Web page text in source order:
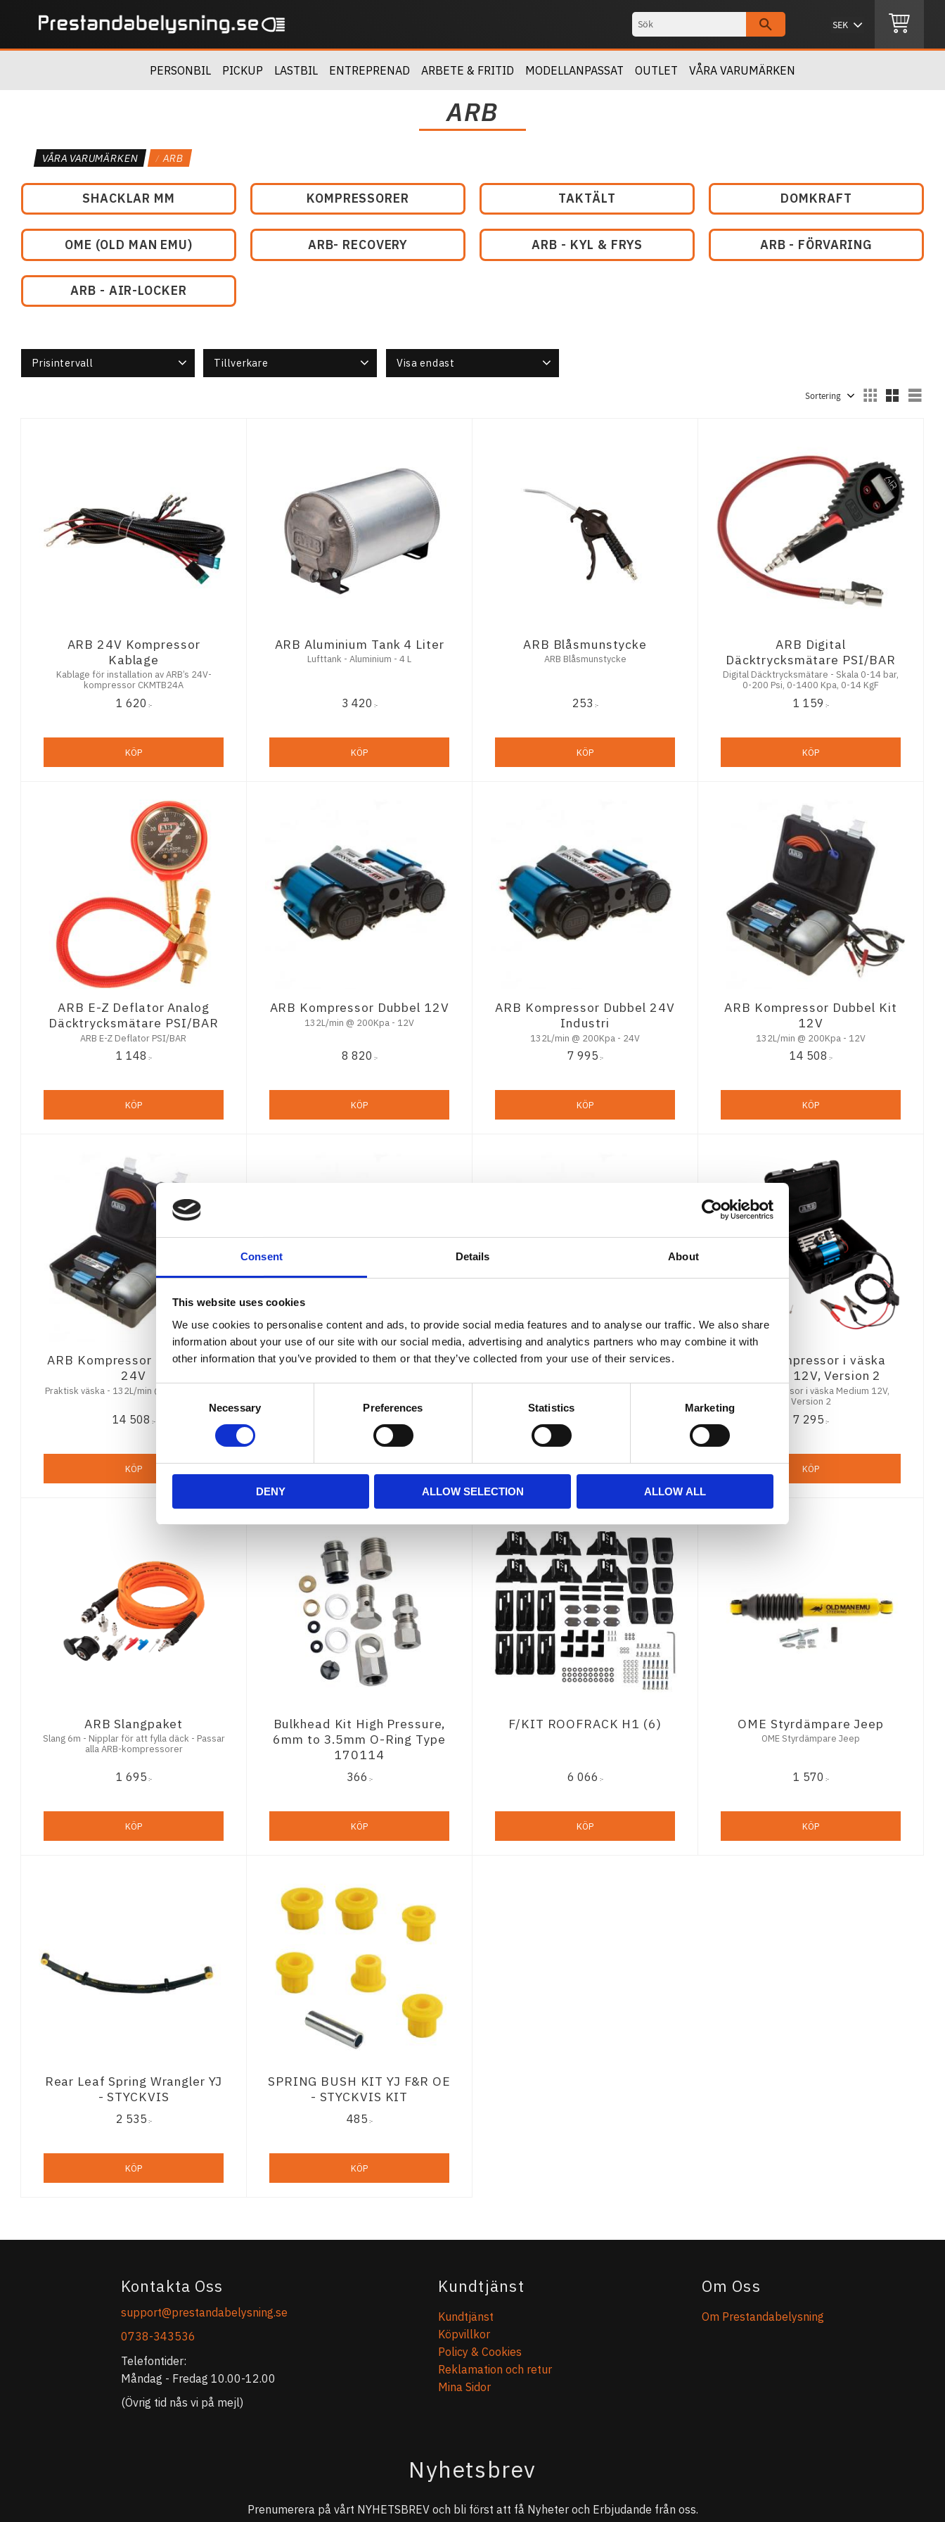
Consent Details About
This website uses cookies
We use cookies to personalise content and ads, to provide social media features and to analyse our traffic. We also share
information about your use of our site with our social media, advertising and analytics partners who may combine it with
other information that you’ve provided to them or that they’ve collected from your use of their services.
Consent
Necessary Preferences Statistics Marketing
DENY ALLOW SELECTION ALLOW ALL
PERSONBIL PICKUP LASTBIL ENTREPRENAD ARBETE & FRITID MODELLANPASSAT OUTLET VÅRA VARUMÄRKEN
ARB
VÅRA VARUMÄRKEN ARB
SHACKLAR MM KOMPRESSORER TAKTÄLT DOMKRAFT
OME (OLD MAN EMU) ARB- RECOVERY ARB - KYL & FRYS ARB - FÖRVARING
ARB - AIR-LOCKER
Prisintervall Tillverkare Visa endast
ARB 24V Kompressor
Kablage
Kablage för installation av ARB’s 24V-
kompressor CKMTB24A
1 620 :-
KÖP
ARB Aluminium Tank 4 Liter
Lufttank - Aluminium - 4 L
3 420 :-
KÖP
ARB Blåsmunstycke
ARB Blåsmunstycke
253 :-
KÖP
ARB Digital
Däcktrycksmätare PSI/BAR
Digital Däcktrycksmätare - Skala 0-14 bar,
0-200 Psi, 0-1400 Kpa, 0-14 KgF
1 159 :-
KÖP
ARB E-Z Deflator Analog
Däcktrycksmätare PSI/BAR
ARB E-Z Deflator PSI/BAR
1 148 :-
KÖP
ARB Kompressor Dubbel 12V
132L/min @ 200Kpa - 12V
8 820 :-
KÖP
ARB Kompressor Dubbel 24V
Industri
132L/min @ 200Kpa - 24V
7 995 :-
KÖP
ARB Kompressor Dubbel Kit
12V
132L/min @ 200Kpa - 12V
14 508 :-
KÖP
ARB Kompressor Dubbel Kit
24V
Praktisk väska - 132L/min @ 200Kpa - 24V
14 508 :-
KÖP
ARB Kompressor Singel 12V ARB Kompressor Singel 24V
ARB Kompressor i väska
Medium 12V, Version 2
ARB Kompressor i väska Medium 12V,
Version 2
7 295 :-
KÖP
ARB Slangpaket
Slang 6m - Nipplar för att fylla däck - Passar
alla ARB-kompressorer
1 695 :-
KÖP
Bulkhead Kit High Pressure,
6mm to 3.5mm O-Ring Type
170114
366 :-
KÖP
F/KIT ROOFRACK H1 (6)
6 066 :-
KÖP
OME Styrdämpare Jeep
OME Styrdämpare Jeep
1 570 :-
KÖP
Rear Leaf Spring Wrangler YJ
- STYCKVIS
2 535 :-
KÖP
SPRING BUSH KIT YJ F&R OE
- STYCKVIS KIT
485 :-
KÖP
Kontakta Oss
support@prestandabelysning.se
0738-343536
Telefontider:
Måndag - Fredag 10.00-12.00
(Övrig tid nås vi på mejl)
Kundtjänst
Kundtjänst
Köpvillkor
Policy & Cookies
Reklamation och retur
Mina Sidor
Om Oss
Om Prestandabelysning
Nyhetsbrev
Prenumerera på vårt NYHETSBREV och bli först att få Nyheter och Erbjudande från oss.